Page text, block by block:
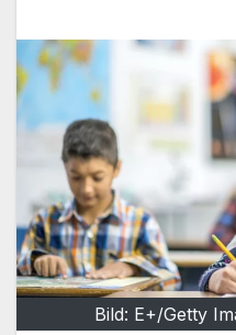
Bild: E+/Getty